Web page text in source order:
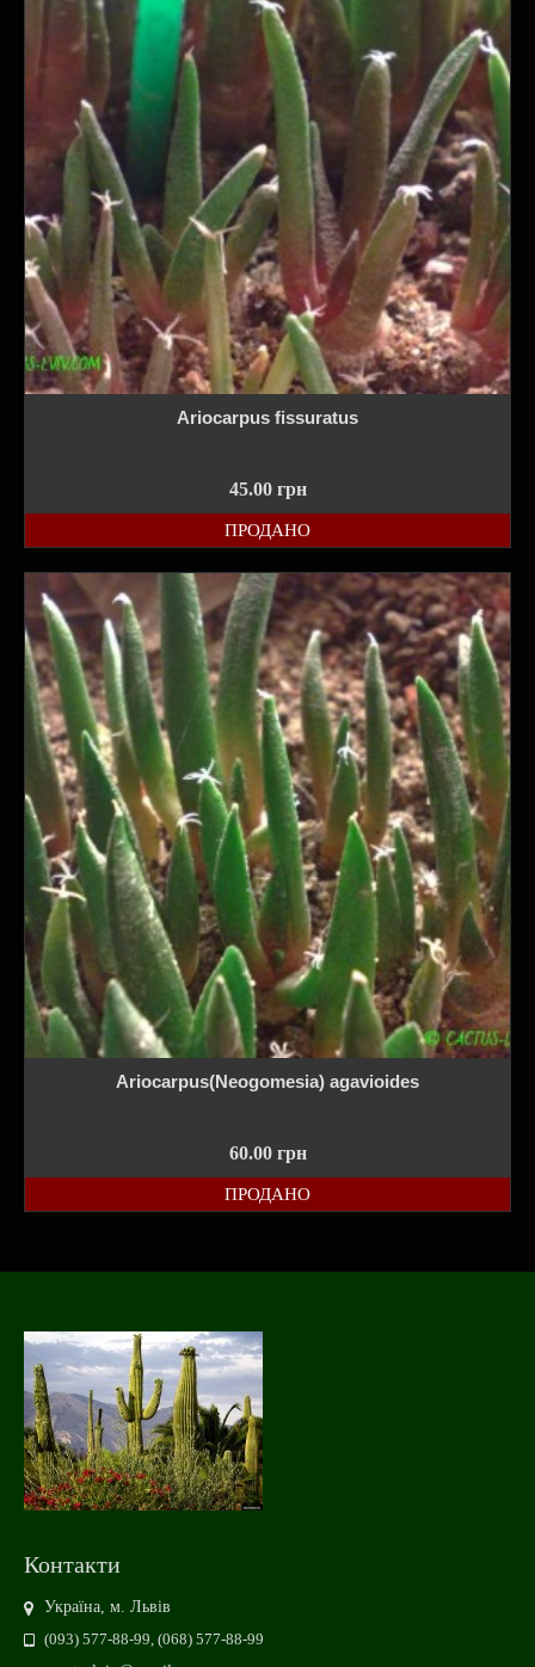
Ariocarpus fissuratus
45.00 грн
ПРОДАНО
Ariocarpus(Neogomesia) agavioides
60.00 грн
ПРОДАНО
Контакти
Україна, м. Львів
(093) 577-88-99, (068) 577-88-99